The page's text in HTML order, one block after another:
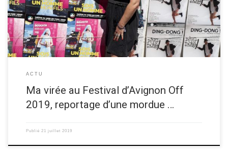
rédactrice culture, qui nous propose […]
ACTU
Ma virée au Festival d’Avignon Off
2019, reportage d’une mordue …
Publié 21 juillet 2019